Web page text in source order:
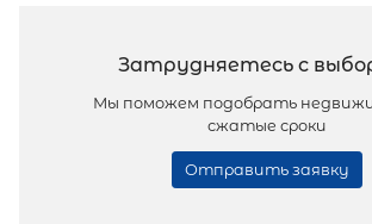
Траншейная ул, д 2
3 050 000 ₽ продажа
Купчино Гатчинский